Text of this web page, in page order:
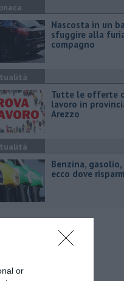
or
Nascosta in un
sfuggire alla
compagno
​Tutte le offerte
lavoro in
Arezzo
​Benzina,
ecco dove